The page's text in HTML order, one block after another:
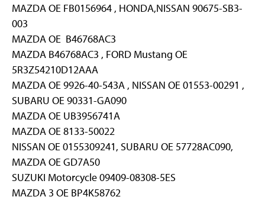
MAZDA OE FB0156964 , HONDA,NISSAN 90675-SB3-
003
MAZDA OE B46768AC3
MAZDA B46768AC3 , FORD Mustang OE
5R3Z54210D12AAA
MAZDA OE 9926-40-543A , NISSAN OE 01553-00291 ,
SUBARU OE 90331-GA090
MAZDA OE UB3956741A
MAZDA OE 8133-50022
NISSAN OE 0155309241, SUBARU OE 57728AC090,
MAZDA OE GD7A50
SUZUKI Motorcycle 09409-08308-5ES
MAZDA 3 OE BP4K58762